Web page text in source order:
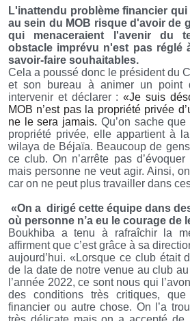
L'inattendu problème financier
au sein du MOB risque d'avoir de
qui menaceraient l'avenir du
obstacle imprévu n'est pas réglé
savoir-faire souhaitables.
Cela a poussé donc le président du
et son bureau à animer un point
intervenir et déclarer :«Je suis
MOB n’est pas la propriété privée
ne le sera jamais. Qu’on sache
propriété privée, elle appartient à
wilaya de Béjaïa. Beaucoup de
ce club. On n’arrête pas
mais personne ne veut agir. Ainsi,
car on ne peut plus travailler dans
«On a dirigé cette équipe dans
où personne n’a eu le courage de
Boukhiba a tenu à rafraîchir la
affirment que c’est grâce à sa
aujourd’hui. «Lorsque ce club était
de la date de notre venue au club
l’année 2022, ce sont nous qui
des conditions très critiques,
financier ou autre chose. On l’a